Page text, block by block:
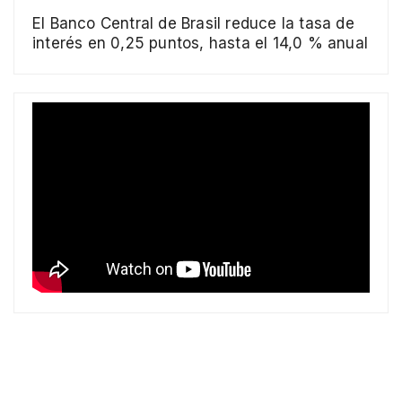
El Banco Central de Brasil reduce la tasa de
interés en 0,25 puntos, hasta el 14,0 % anual